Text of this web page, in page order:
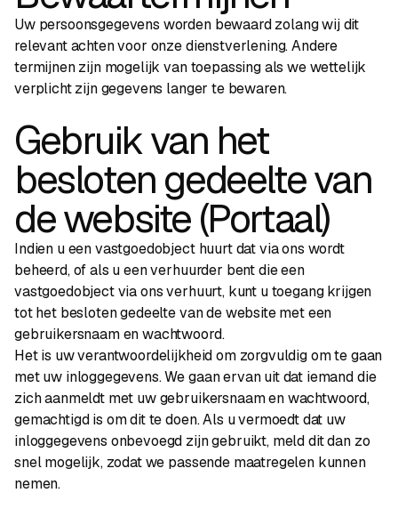
Uw persoonsgegevens worden bewaard zolang wij dit
relevant achten voor onze dienstverlening. Andere
termijnen zijn mogelijk van toepassing als we wettelijk
verplicht zijn gegevens langer te bewaren.
Gebruik van het
besloten gedeelte van
de website (Portaal)
Indien u een vastgoedobject huurt dat via ons wordt
beheerd, of als u een verhuurder bent die een
vastgoedobject via ons verhuurt, kunt u toegang krijgen
tot het besloten gedeelte van de website met een
gebruikersnaam en wachtwoord.
Het is uw verantwoordelijkheid om zorgvuldig om te gaan
met uw inloggegevens. We gaan ervan uit dat iemand die
zich aanmeldt met uw gebruikersnaam en wachtwoord,
gemachtigd is om dit te doen. Als u vermoedt dat uw
inloggegevens onbevoegd zijn gebruikt, meld dit dan zo
snel mogelijk, zodat we passende maatregelen kunnen
nemen.